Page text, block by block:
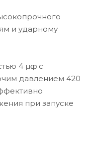
и ударному
4 µȹ с
давлением 420
при запуске